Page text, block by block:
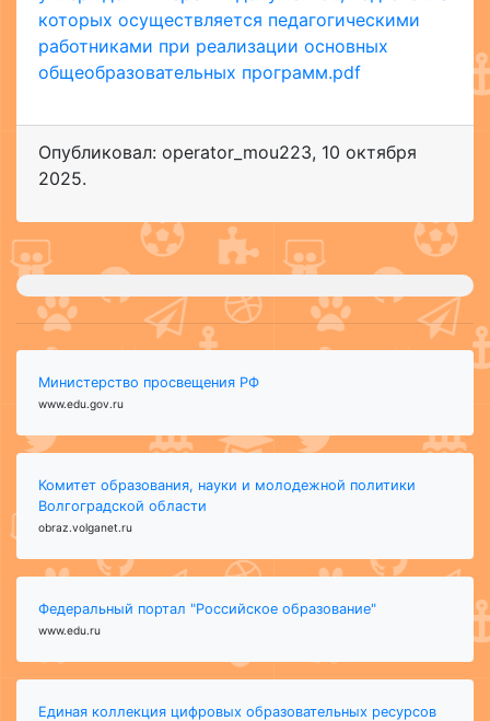
которых осуществляется педагогическими
работниками при реализации основных
общеобразовательных программ.pdf
Опубликовал: operator_mou223, 10 октября
2025.
Министерство просвещения РФ
www.edu.gov.ru
Комитет образования, науки и молодежной политики
Волгоградской области
obraz.volganet.ru
Федеральный портал "Российское образование"
www.edu.ru
Единая коллекция цифровых образовательных ресурсов